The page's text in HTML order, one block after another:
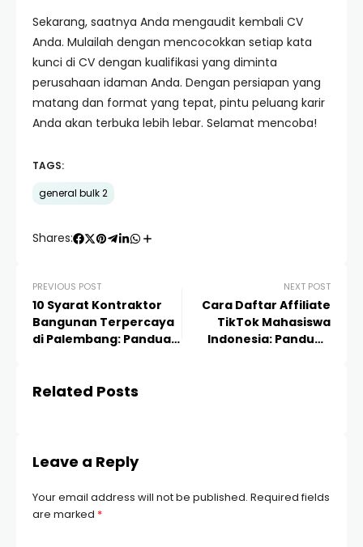
Sekarang, saatnya Anda mengaudit kembali CV
Anda. Mulailah dengan mencocokkan setiap kata
kunci di CV dengan kualifikasi yang diminta
perusahaan idaman Anda. Dengan persiapan yang
matang dan format yang tepat, pintu peluang karir
Anda akan terbuka lebih lebar. Selamat mencoba!
TAGS:
general bulk 2
Shares:
PREVIOUS POST
10 Syarat Kontraktor
Bangunan Terpercaya
di Palembang: Panduan
NEXT POST
Cara Daftar Affiliate
TikTok Mahasiswa
Indonesia: Panduan
Related Posts
Leave a Reply
Your email address will not be published. Required fields
are marked *